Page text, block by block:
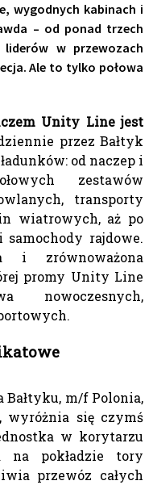
wygodnych kabinach i
– od ponad trzech
w przewozach
Ale to tylko połowa
Unity Line jest
przez Bałtyk
od naczep i
zestawów
transporty
wiatrowych, aż po
rajdowe.
i zrównoważona
promy Unity Line
nowoczesnych,
m/f Polonia,
wyróżnia się czymś
w korytarzu
na pokładzie tory
przewóz całych